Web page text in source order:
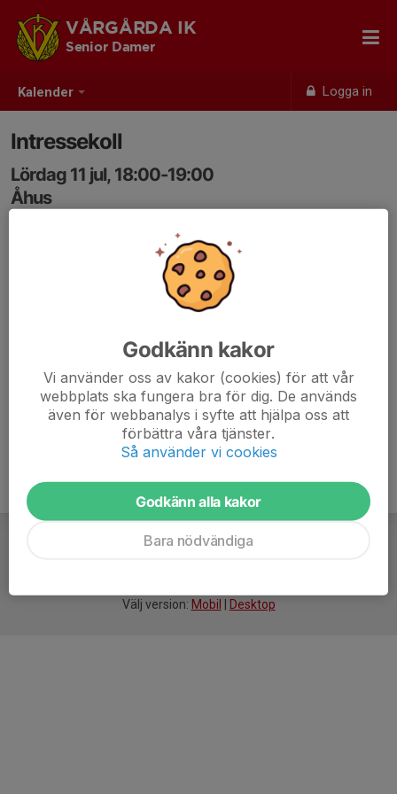
Kalender Logga in
VÅRGÅRDA IK
Senior Damer
Intressekoll
Lördag 11 jul, 18:00-19:00
Åhus
Koll av intresse för att spela Åhus 2026.
11-12 juli Senior öppen klass
Välj version: Mobil Desktop
Godkänn kakor
Vi använder oss av kakor (cookies) för att vår
webbplats ska fungera bra för dig. De används
även för webbanalys i syfte att hjälpa oss att
förbättra våra tjänster.
Så använder vi cookies
Godkänn alla kakor
Bara nödvändiga